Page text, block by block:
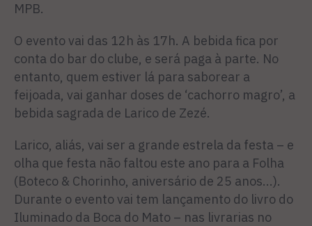
MPB.
O evento vai das 12h às 17h. A bebida fica por
conta do bar do clube, e será paga à parte. No
entanto, quem estiver lá para saborear a
feijoada, vai ganhar doses de ‘cachorro magro’, a
be­bida sagrada de Larico de Zezé.
Larico, aliás, vai ser a grande estrela da festa – e
olha que festa não faltou este ano para a Folha
(Boteco & Chorinho, aniversário de 25 anos...).
Durante o evento vai tem lançamento do livro do
Iluminado da Boca do Mato – nas livrarias no